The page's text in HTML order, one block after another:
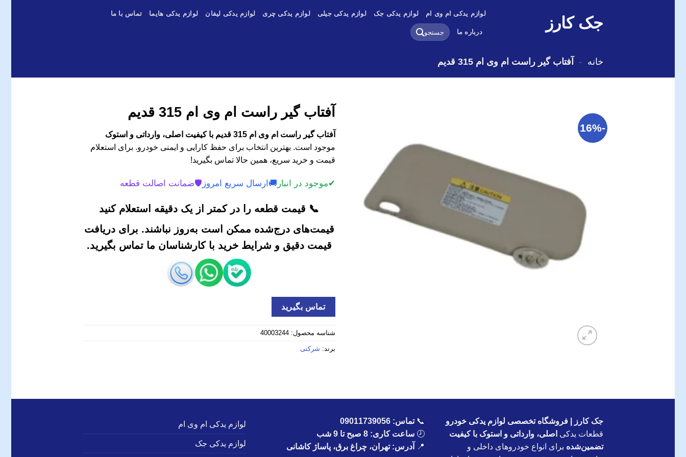
جک کارز
لوازم یدکی ام وی ام لوازم یدکی جک لوازم یدکی جیلی لوازم یدکی چری لوازم یدکی لیفان لوازم یدکی هایما تماس با ما
درباره ما
جستجو
برای:
خانه - آفتاب گیر راست ام وی ام 315 قدیم
-16%
آفتاب گیر راست ام وی ام 315 قدیم
آفتاب گیر راست ام وی ام 315 قدیم با کیفیت اصلی، وارداتی و استوک
موجود است. بهترین انتخاب برای حفظ کارایی و ایمنی خودرو. برای استعلام
قیمت و خرید سریع، همین حالا تماس بگیرید!
✔موجود در انبار 🚚 ارسال سریع امروز 🛡️ضمانت اصالت قطعه
📞 قیمت قطعه را در کمتر از یک دقیقه استعلام کنید
قیمت‌های درج‌شده ممکن است به‌روز نباشند. برای دریافت
قیمت دقیق و شرایط خرید با کارشناسان ما تماس بگیرید.
تماس بگیرید
شناسه محصول: 40003244
برند: شرکتی
جک کارز | فروشگاه تخصصی لوازم یدکی خودرو
قطعات یدکی اصلی، وارداتی و استوک با کیفیت
تضمین‌شده برای انواع خودروهای داخلی و
📞تماس: 09011739056
🕗 ساعت کاری: 8 صبح تا 9 شب
📍
آدرس: تهران، چراغ برق، پاساژ کاشانی
لوازم یدکی ام وی ام
لوازم یدکی جک